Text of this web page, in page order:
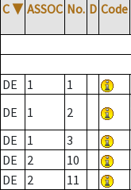
C ▼ ASSOC No. D Code
DE 1 1
DE
1 2
DE
1 3
DE
2 10
DE
2 11